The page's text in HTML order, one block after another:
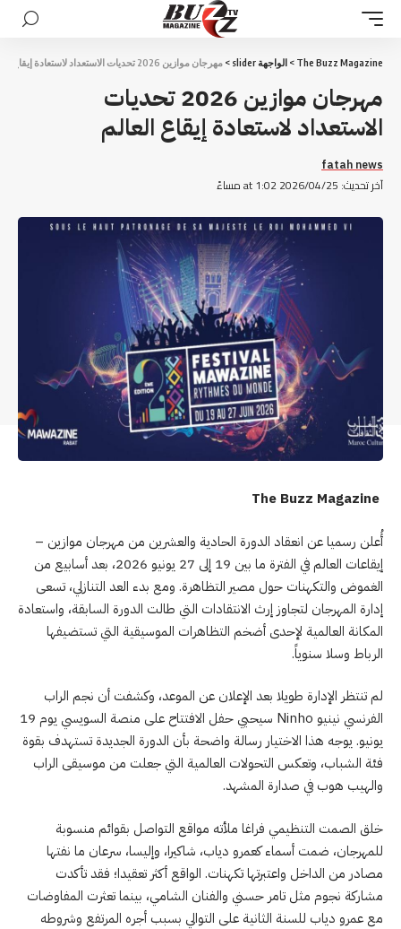
The Buzz Magazine
> الواجهة slider > مهرجان موازين 2026 تحديات الاستعداد لاستعادة إيقاع العالم
مهرجان موازين 2026 تحديات
الاستعداد لاستعادة إيقاع العالم
آخر تحديث: 2026/04/25 at 1:02 مساءً
fatah news
أُعلن رسميا عن انعقاد الدورة الحادية والعشرين من مهرجان موازين –
إيقاعات العالم في الفترة ما بين 19 إلى 27 يونيو 2026، بعد أسابيع من
الغموض والتكهنات حول مصير التظاهرة. ومع بدء العد التنازلي، تسعى
إدارة المهرجان لتجاوز إرث الانتقادات التي طالت الدورة السابقة، واستعادة
المكانة العالمية لإحدى أضخم التظاهرات الموسيقية التي تستضيفها
الرباط وسلا سنوياً.
لم تنتظر الإدارة طويلا بعد الإعلان عن الموعد، وكشفت أن نجم الراب
الفرنسي نينيو Ninho سيحيي حفل الافتتاح على منصة السويسي يوم 19
يونيو. يوجه هذا الاختيار رسالة واضحة بأن الدورة الجديدة تستهدف بقوة
فئة الشباب، وتعكس التحولات العالمية التي جعلت من موسيقى الراب
والهيب هوب في صدارة المشهد.
خلق الصمت التنظيمي فراغا ملأته مواقع التواصل بقوائم منسوبة
للمهرجان، ضمت أسماء كعمرو دياب، شاكيرا، وإليسا، سرعان ما نفتها
مصادر من الداخل واعتبرتها تكهنات. الواقع أكثر تعقيدا؛ فقد تأكدت
مشاركة نجوم مثل تامر حسني والفنان الشامي، بينما تعثرت المفاوضات
مع عمرو دياب للسنة الثانية على التوالي بسبب أجره المرتفع وشروطه